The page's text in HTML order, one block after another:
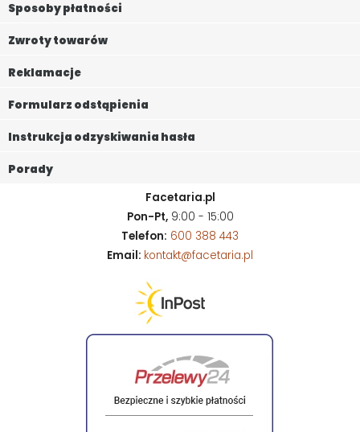
Sposoby płatności
Zwroty towarów
Reklamacje
Formularz odstąpienia
Instrukcja odzyskiwania hasła
Porady
Facetaria.pl
Pon-Pt,9:00 - 15:00
Telefon: 600 388 443
Email: kontakt@facetaria.pl